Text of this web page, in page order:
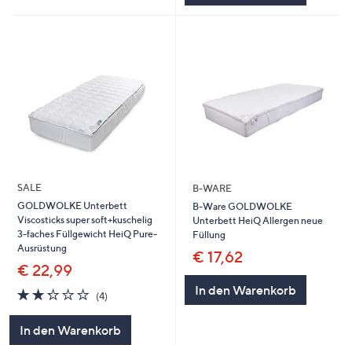
SALE
GOLDWOLKE Unterbett
Viscosticks super soft+kuschelig
3-faches Füllgewicht HeiQ Pure-
Ausrüstung
€ 22,99
2.2
von
(4)4
In den Warenkorb
B-WARE
B-Ware GOLDWOLKE
Unterbett HeiQ Allergen neue
Füllung
€ 17,62
In den Warenkorb